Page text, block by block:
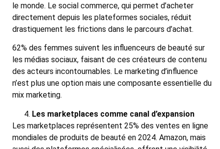
le monde. Le social commerce, qui permet d’acheter
directement depuis les plateformes sociales, réduit
drastiquement les frictions dans le parcours d’achat.
62% des femmes suivent les influenceurs de beauté sur
les médias sociaux, faisant de ces créateurs de contenu
des acteurs incontournables. Le marketing d’influence
n’est plus une option mais une composante essentielle du
mix marketing.
Les marketplaces comme canal d’expansion
Les marketplaces représentent 25% des ventes en ligne
mondiales de produits de beauté en 2024. Amazon, mais